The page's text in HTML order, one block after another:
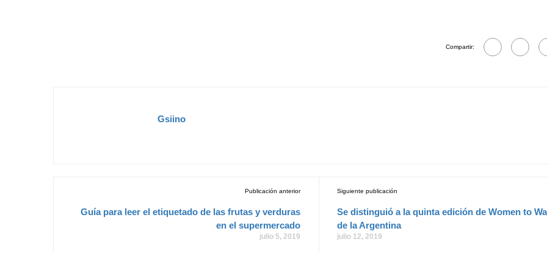
Compartir:
Gsiino
Publicación anterior
Guía para leer el etiquetado de las frutas y verduras
en el supermercado
julio 5, 2019
Siguiente publicación
Se distinguió a la quinta edición de Women to
de la Argentina
julio 12, 2019